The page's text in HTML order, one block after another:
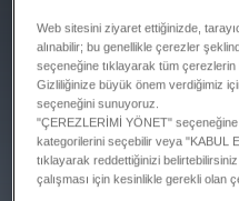
Web sitesini ziyaret ettiğinizde,
alınabilir; bu genellikle çerezler
seçeneğine tıklayarak tüm çerezlerin
Gizliliğinize büyük önem verdiğimiz
seçeneğini sunuyoruz.
"ÇEREZLERİMİ YÖNET"
kategorilerini seçebilir veya "KABUL
tıklayarak reddettiğinizi
çalışması için kesinlikle gerekli olan